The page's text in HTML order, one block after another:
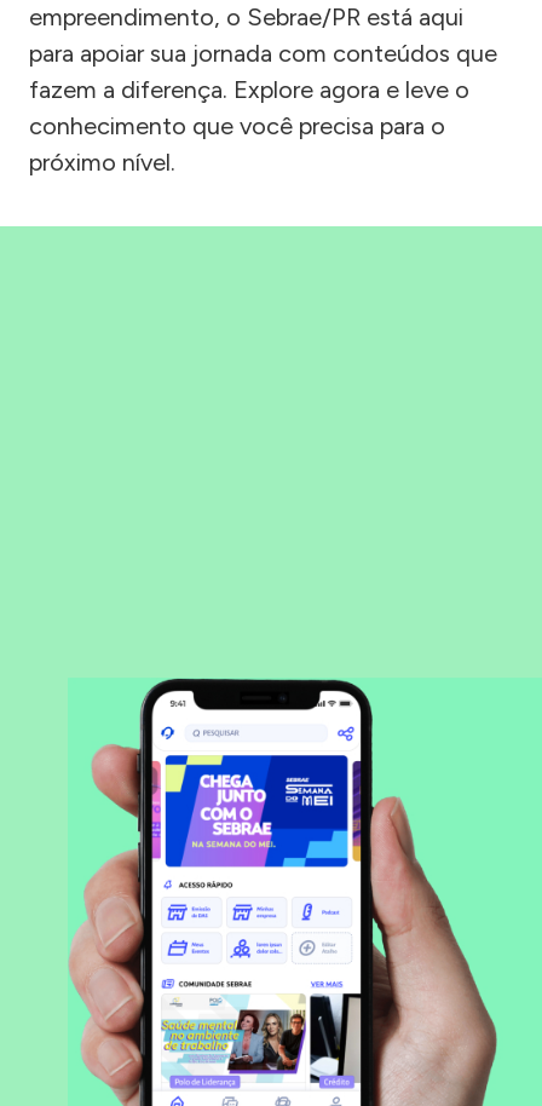
empreendimento, o Sebrae/PR está aqui
para apoiar sua jornada com conteúdos que
fazem a diferença. Explore agora e leve o
conhecimento que você precisa para o
próximo nível.